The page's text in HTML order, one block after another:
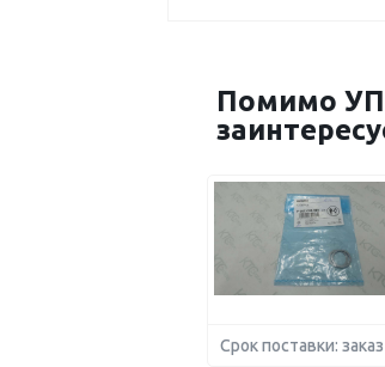
Помимо
Срок поставки: